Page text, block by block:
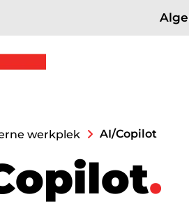
werkplek
Werkplek pakketten
werkplek AI/Copilot
opilot.